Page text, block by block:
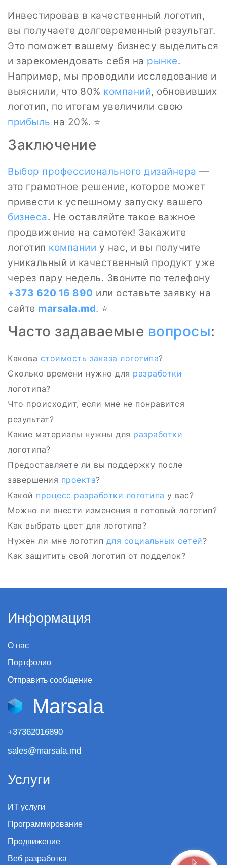
Инвестировав в качественный логотип,
вы получаете долговременный результат.
Это поможет вашему бизнесу выделиться
и зарекомендовать себя на рынке.
Например, мы проводили исследование и
выяснили, что 80% компаний, обновивших
логотип, по итогам увеличили свою
прибыль на 20%. ⭐
Заключение
Выбор профессионального дизайнера —
это грамотное решение, которое может
привести к успешному запуску вашего
бизнеса. Не оставляйте такое важное
продвижение на самотек! Закажите
логотип компании у нас, и вы получите
уникальный и качественный продукт уже
через пару недель. Звоните по телефону
+373 620 16 890 или оставьте заявку на
сайте marsala.md. ⭐
Часто задаваемые вопросы:
Какова стоимость заказа логотипа?
Сколько времени нужно для разработки
логотипа?
Что происходит, если мне не понравится
результат?
Какие материалы нужны для разработки
логотипа?
Предоставляете ли вы поддержку после
завершения проекта?
Какой процесс разработки логотипа у вас?
Можно ли внести изменения в готовый логотип?
Как выбрать цвет для логотипа?
Нужен ли мне логотип для социальных сетей?
Как защитить свой логотип от подделок?
Информация
О нас
Портфолио
Отправить сообщение
Marsala
+37362016890
sales@marsala.md
Услуги
ИТ услуги
Программирование
Продвижение
Веб разработка